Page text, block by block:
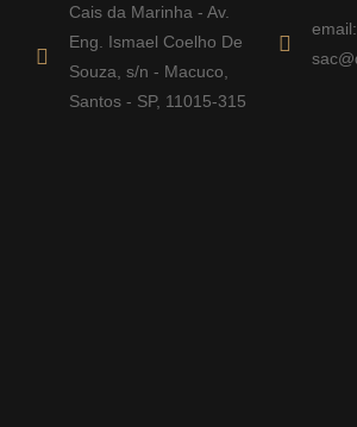
Cais da Marinha - Av.
Eng. Ismael Coelho De
Souza, s/n - Macuco,
Santos - SP, 11015-315
email: